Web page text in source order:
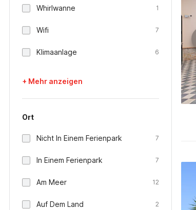
Whirlwanne 1
Wifi 7
Klimaanlage 6
+ Mehr anzeigen
Ort
Nicht In Einem Ferienpark 7
In Einem Ferienpark 7
Am Meer 12
Auf Dem Land 2